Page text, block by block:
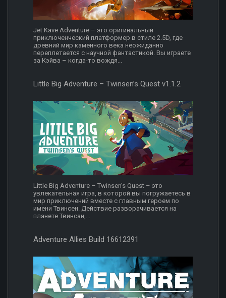
Jet Kave Adventure – это оригинальный
приключенческий платформер в стиле 2.5D, где
древний мир каменного века неожиданно
переплетается с научной фантастикой. Вы играете
за Кэйва – когда-то вождя...
Little Big Adventure – Twinsen’s Quest v1.1.2
Little Big Adventure – Twinsen’s Quest – это
увлекательная игра, в которой вы погружаетесь в
мир приключений вместе с главным героем по
имени Твинсен. Действие разворачивается на
планете Твинсан,...
Adventure Allies Build 16612391